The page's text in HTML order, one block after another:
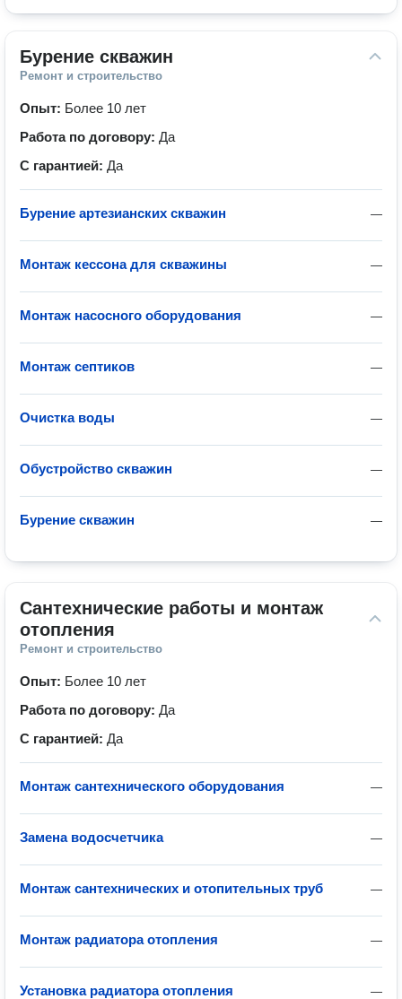
Бурение скважин
Ремонт и строительство
Опыт: Более 10 лет
Работа по договору: Да
С гарантией: Да
—
Бурение артезианских скважин
—
Монтаж кессона для скважины
—
Монтаж насосного оборудования
—
Монтаж септиков
—
Очистка воды
—
Обустройство скважин
—
Бурение скважин
Сантехнические работы и монтаж
отопления
Ремонт и строительство
Опыт: Более 10 лет
Работа по договору: Да
С гарантией: Да
—
Монтаж сантехнического оборудования
—
Замена водосчетчика
—
Монтаж сантехнических и отопительных труб
—
Монтаж радиатора отопления
—
Установка радиатора отопления